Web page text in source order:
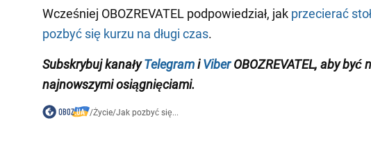
Wcześniej OBOZREVATEL podpowiedział, jak przecierać
pozbyć się kurzu na długi czas.
Subskrybuj kanałyTelegramiViber OBOZREVATEL, aby być
najnowszymi osiągnięciami.
/Życie/Jak pozbyć się...